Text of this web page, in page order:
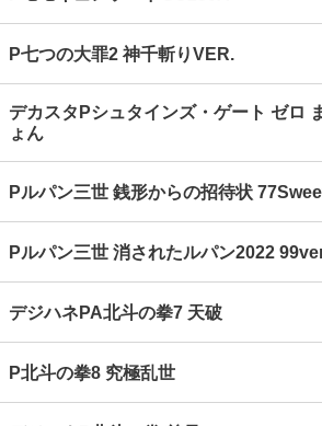
P七つの大罪2 神千斬りVER.
デカスタPシュタインズ・ゲート ゼロ
ょん
Pルパン三世 銭形からの招待状
Pルパン三世 消されたルパン2022
デジハネPA北斗の拳7 天破
P北斗の拳8 究極乱世